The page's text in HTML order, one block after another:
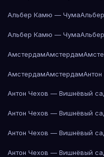
Альбер Камю — Чума
Альбер Камю — Чума
АмстердамАмстердам
АмстердамАмстердам
Антон Чехов — Вишнёвый
Антон Чехов — Вишнёвый
Антон Чехов — Вишнёвый
Антон Чехов — Вишнёвый